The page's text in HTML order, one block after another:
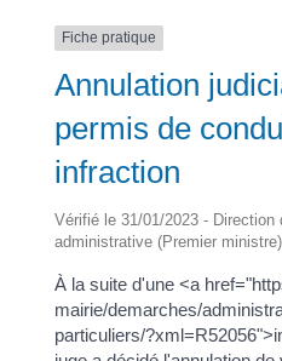
Fiche pratique
Annulation
permis de
infraction
Vérifié le 31/01/2023 - Direction
administrative (Premier ministre)
À la suite d'une <a
mairie/demarches/
particuliers/